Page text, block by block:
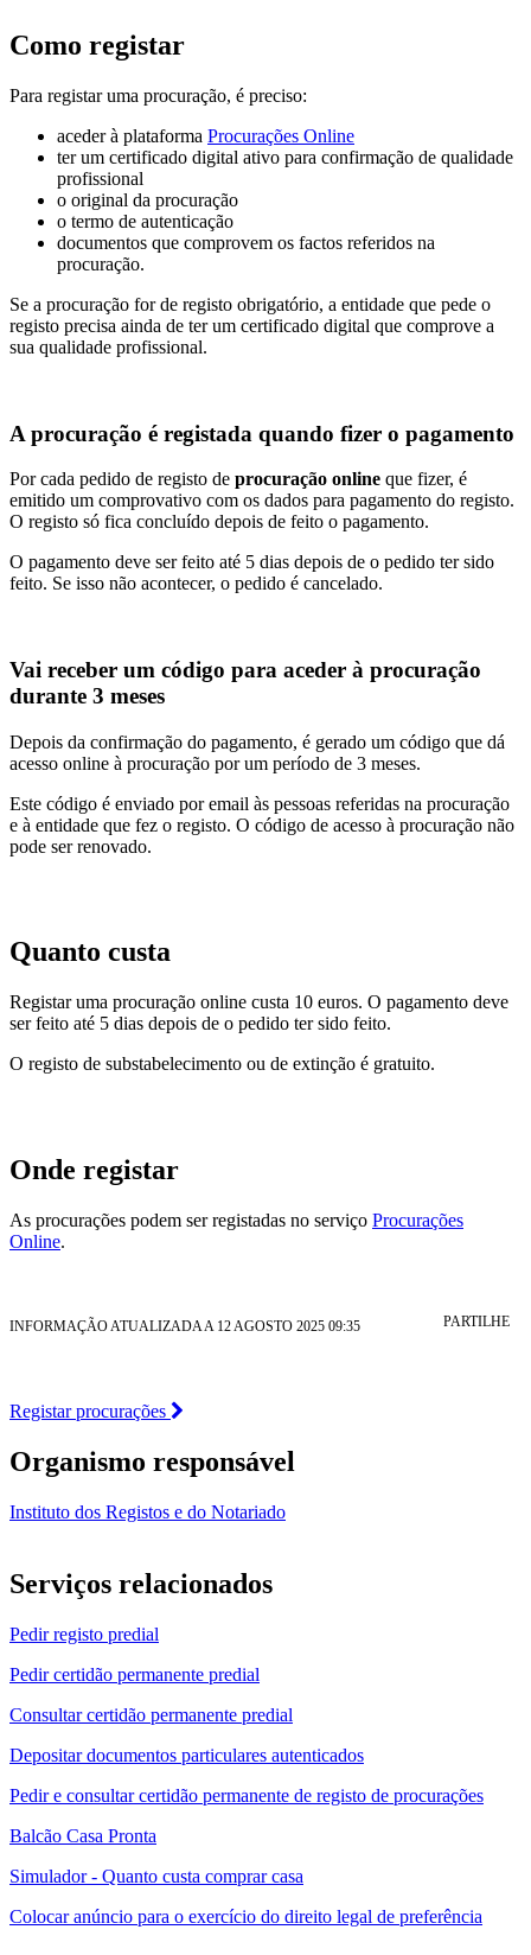
Como registar
Para registar uma procuração, é preciso:
aceder à plataforma Procurações Online
ter um certificado digital ativo para confirmação de qualidade
profissional
o original da procuração
o termo de autenticação
documentos que comprovem os factos referidos na
procuração.
Se a procuração for de registo obrigatório, a entidade que pede o
registo precisa ainda de ter um certificado digital que comprove a
sua qualidade profissional.
A procuração é registada quando fizer o pagamento
Por cada pedido de registo de procuração online que fizer, é
emitido um comprovativo com os dados para pagamento do registo.
O registo só fica concluído depois de feito o pagamento.
O pagamento deve ser feito até 5 dias depois de o pedido ter sido
feito. Se isso não acontecer, o pedido é cancelado.
Vai receber um código para aceder à procuração
durante 3 meses
Depois da confirmação do pagamento, é gerado um código que dá
acesso online à procuração por um período de 3 meses.
Este código é enviado por email às pessoas referidas na procuração
e à entidade que fez o registo. O código de acesso à procuração não
pode ser renovado.
Quanto custa
Registar uma procuração online custa 10 euros. O pagamento deve
ser feito até 5 dias depois de o pedido ter sido feito.
O registo de substabelecimento ou de extinção é gratuito.
Onde registar
As procurações podem ser registadas no serviço Procurações
Online.
INFORMAÇÃO ATUALIZADA A 12 AGOSTO 2025 09:35 PARTILHE
Registar procurações
Organismo responsável
Instituto dos Registos e do Notariado
Serviços relacionados
Pedir registo predial
Pedir certidão permanente predial
Consultar certidão permanente predial
Depositar documentos particulares autenticados
Pedir e consultar certidão permanente de registo de procurações
Balcão Casa Pronta
Simulador - Quanto custa comprar casa
Colocar anúncio para o exercício do direito legal de preferência